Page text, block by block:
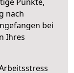
nach
bei
Ihres